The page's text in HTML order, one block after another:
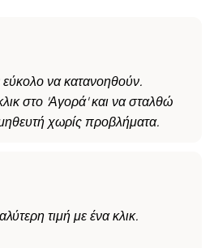
να κατανοηθούν.
στο 'Αγορά' και να σταλθώ
χωρίς προβλήματα.
τιμή με ένα κλικ.